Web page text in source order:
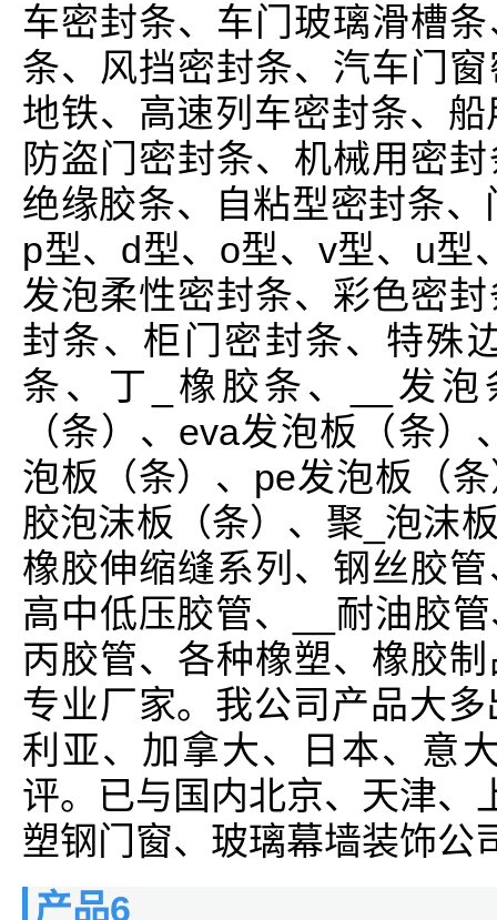
车密封条、车门玻璃滑槽
条、风挡密封条、汽车门
地铁、高速列车密封条、
防盗门密封条、机械用密
绝缘胶条、自粘型密封条
p型、d型、o型、v型、u型
发泡柔性密封条、彩色密
封条、柜门密封条、特殊
条、丁_橡胶条、__发
（条）、eva发泡板（条
泡板（条）、pe发泡板（
胶泡沫板（条）、聚_泡沫
橡胶伸缩缝系列、钢丝胶
高中低压胶管、__耐油胶
丙胶管、各种橡塑、橡胶
专业厂家。我公司产品大
利亚、加拿大、日本、意
评。已与国内北京、天津、
塑钢门窗、玻璃幕墙装饰公
产品6